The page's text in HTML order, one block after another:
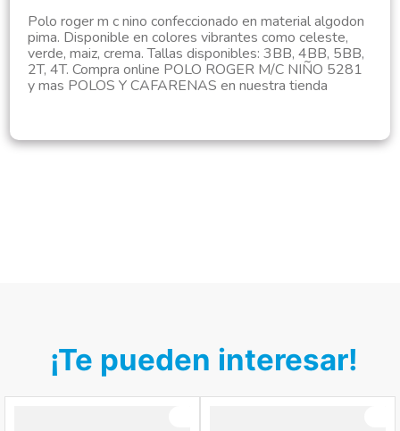
Polo roger m c nino confeccionado en material algodon
pima. Disponible en colores vibrantes como celeste,
verde, maiz, crema. Tallas disponibles: 3BB, 4BB, 5BB,
2T, 4T. Compra online POLO ROGER M/C NIÑO 5281
y mas POLOS Y CAFARENAS en nuestra tienda
¡Te pueden interesar!